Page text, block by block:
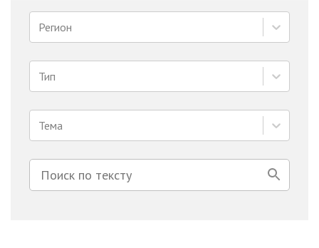
Регион
Тип
Тема